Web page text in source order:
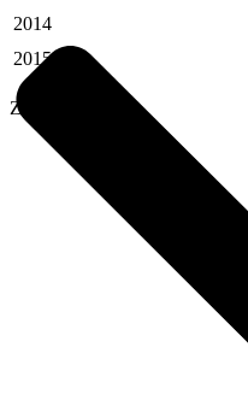
2014
2015
Zdroj: VolvoCars